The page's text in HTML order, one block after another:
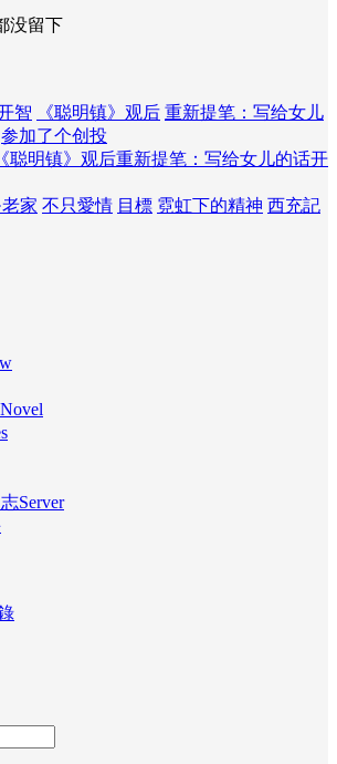
没留下
智 《聪明镇》观后 重新提笔：写给女儿
参加了个创投
《聪明镇》观后重新提笔：写给女儿的话开
老家 不只愛情 目標 霓虹下的精神 西充記
Server